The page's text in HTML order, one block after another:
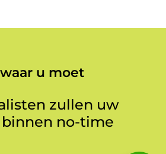
u moet
zullen uw
no-time